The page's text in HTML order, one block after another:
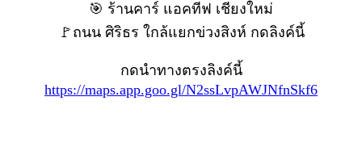
🎯 ร้านคาร์ แอคทีฟ เชียงใหม่
🚩ถนน ศิริธร ใกล้แยกข่วงสิงห์ กดลิงค์นี้
กดนำทางตรงลิงค์นี้
https://maps.app.goo.gl/N2ssLvpAWJNfnSkf6